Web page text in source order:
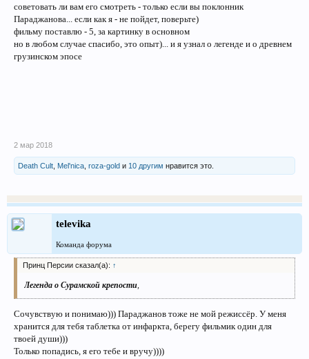
советовать ли вам его смотреть - только если вы поклонник
Параджанова... если как я - не пойдет, поверьте)
фильму поставлю - 5, за картинку в основном
но в любом случае спасибо, это опыт)... и я узнал о легенде и о древнем
грузинском эпосе
2 мар 2018
Death Cult Mel'nica roza-gold и 10 другим нравится это.
televika
Команда форума
Принц Персии сказал(а): ↑
Легенда о Сурамской крепости,
Сочувствую и понимаю))) Параджанов тоже не мой режиссёр. У меня
хранится для тебя таблетка от инфаркта, берегу фильмик один для
твоей души)))
Только попадись, я его тебе и вручу))))